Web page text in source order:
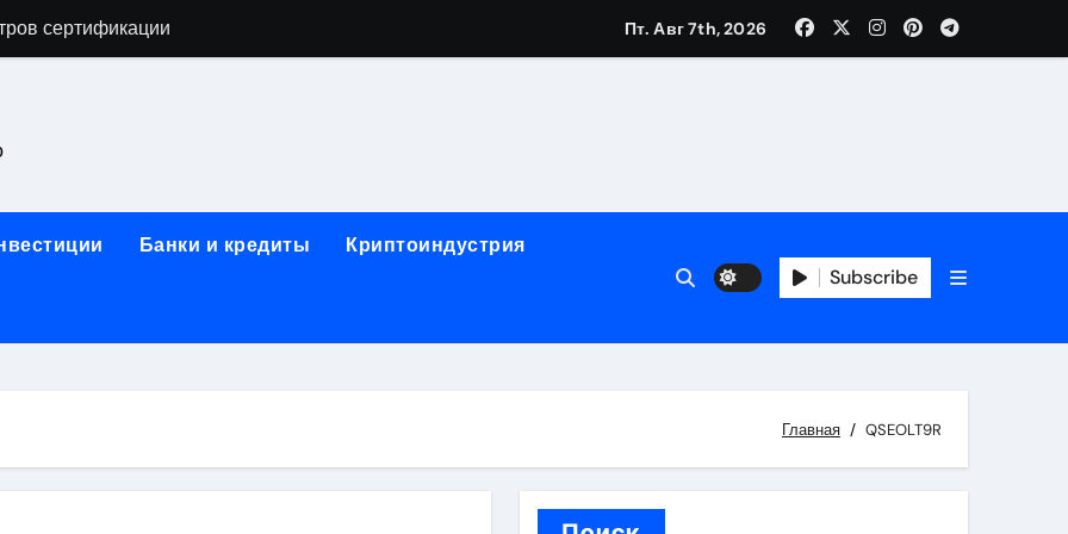
бра в виде факела с эффектом старины
и электрооборудование для ногтевого сервиса, наращивания ресниц и депиляции
работы на объектах культурного наследия
для международных расчетов
от проектной документации до противопожарных мероприятий и обустройства мест отдыха
Пт. Авг 7th, 2026
Банки и кредиты Криптоиндустрия
Subscribe
Главная QSEOLT9R